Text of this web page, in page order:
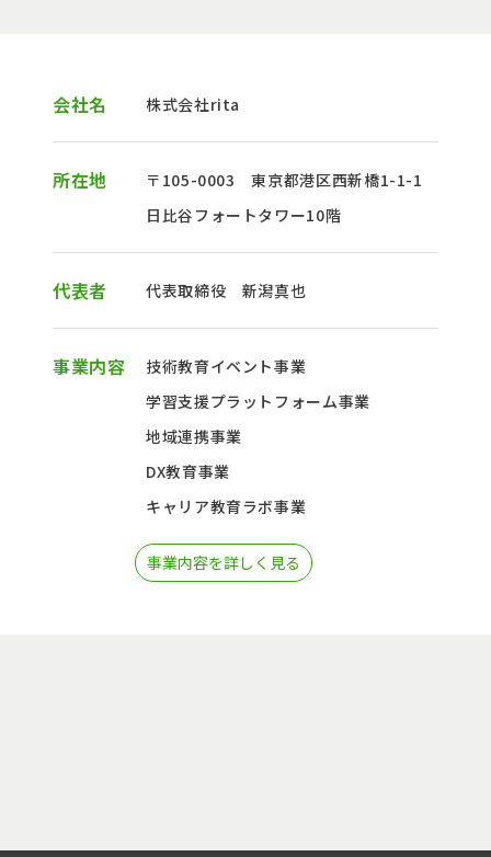
会社名 株式会社rita
所在地
〒105-0003 東京都港区西新橋1-1-1
日比谷フォートタワー10階
代表者 代表取締役 新潟真也
事業内容
技術教育イベント事業
学習支援プラットフォーム事業
地域連携事業
DX教育事業
キャリア教育ラボ事業
事業内容を詳しく見る